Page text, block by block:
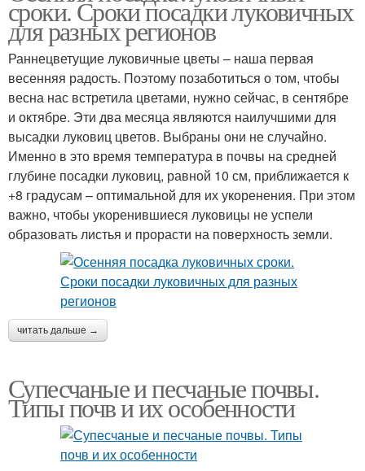
сроки. Сроки посадки луковичных
для разных регионов
Раннецветущие луковичные цветы – наша первая
весенняя радость. Поэтому позаботиться о том, чтобы
весна нас встретила цветами, нужно сейчас, в сентябре
и октябре. Эти два месяца являются наилучшими для
высадки луковиц цветов. Выбраны они не случайно.
Именно в это время температура в почвы на средней
глубине посадки луковиц, равной 10 см, приближается к
+8 градусам – оптимальной для их укоренения. При этом
важно, чтобы укоренившиеся луковицы не успели
образовать листья и прорасти на поверхность земли.
читать дальше →
Супесчаные и песчаные почвы.
Типы почв и их особенности